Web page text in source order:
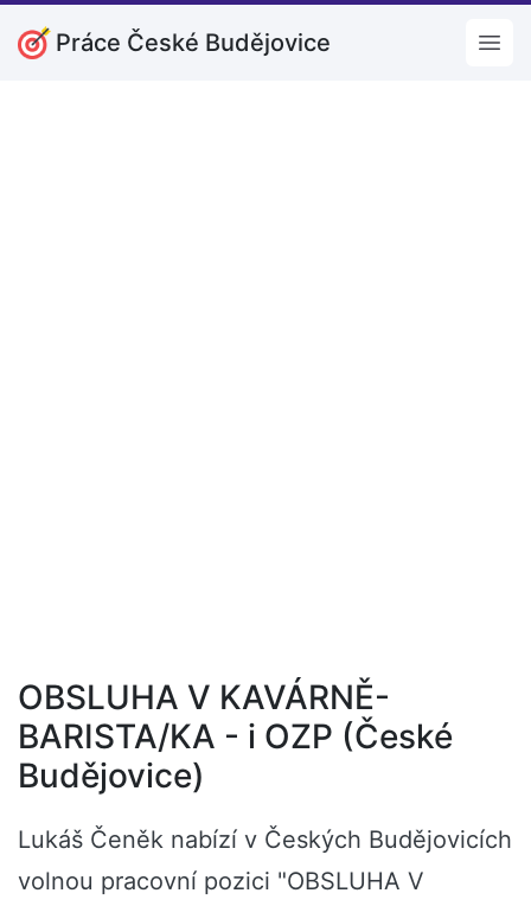
Práce České Budějovice
OBSLUHA V KAVÁRNĚ-
BARISTA/KA - i OZP (České
Budějovice)
Lukáš Čeněk nabízí v Českých Budějovicích
volnou pracovní pozici "OBSLUHA V